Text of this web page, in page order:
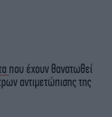
που έχουν θανατωθεί
αντιμετώπισης της